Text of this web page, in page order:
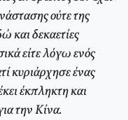
ούτε της
και δεκαετίες
είτε λόγω ενός
κυριάρχησε ένας
έκπληκτη και
την Κίνα.